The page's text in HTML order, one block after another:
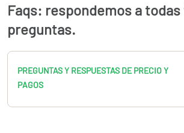
Faqs: respondemos a
preguntas.
PREGUNTAS Y RESPUESTAS DE PRECIO Y
PAGOS